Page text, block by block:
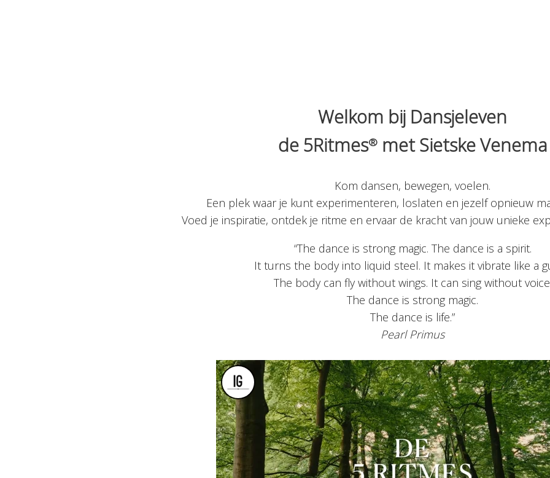
Welkom bij Dansjeleven
de 5Ritmes®met Sietske Venema
Kom dansen, bewegen, voelen.
Een plek waar je kunt experimenteren, loslaten en jezelf opnieuw
Voed je inspiratie, ontdek je ritme en ervaar de kracht van jouw unieke
“The dance is strong magic. The dance is a spirit.
It turns the body into liquid steel. It makes it vibrate like a
The body can fly without wings. It can sing without
The dance is strong magic.
The dance is life.”
Pearl Primus